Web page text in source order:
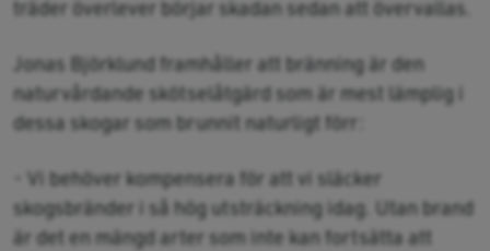
träder överlever börjar skadan sedan att övervallas.
Jonas Björklund framhåller att bränning är den
naturvårdande skötselåtgärd som är mest lämplig i
dessa skogar som brunnit naturligt förr:
- Vi behöver kompensera för att vi släcker
skogsbränder i så hög utsträckning idag. Utan brand
är det en mängd arter som inte kan fortsätta att